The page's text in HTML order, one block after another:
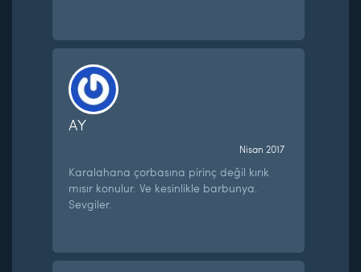
AY
Nisan 2017
Karalahana çorbasına pirinç değil kırık
mısır konulur. Ve kesinlikle barbunya.
Sevgiler.